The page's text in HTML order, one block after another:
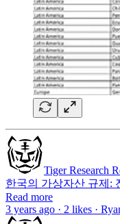
Tiger Research
한국의 가상자산 규제:
Read more
3 years ago · 2 likes ·